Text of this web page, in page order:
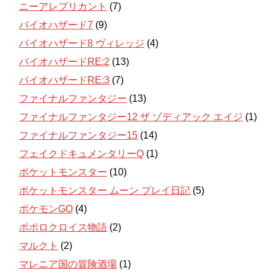
ニーアレプリカント (7)
バイオハザード7 (9)
バイオハザード8 ヴィレッジ (4)
バイオハザードRE:2 (13)
バイオハザードRE:3 (7)
ファイナルファンタジー (13)
ファイナルファンタジー12 ザ ゾディアック エイジ (1)
ファイナルファンタジー15 (14)
フェイクドキュメンタリーQ (1)
ポケットモンスター (10)
ポケットモンスター ムーン プレイ日記 (5)
ポケモンGO (4)
ポポロクロイス物語 (2)
マルクト (2)
マレニア国の冒険酒場 (1)